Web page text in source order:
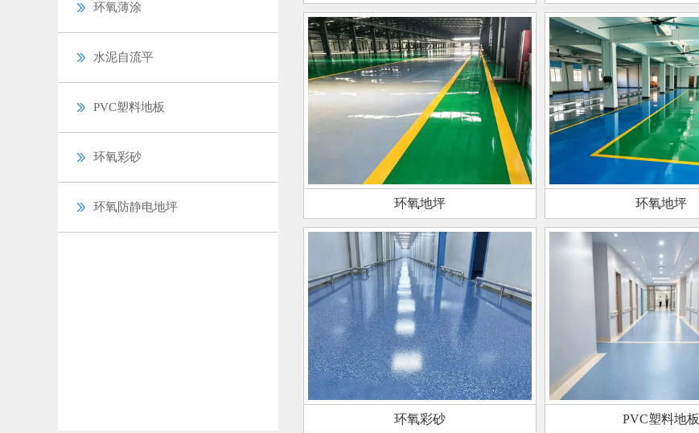
环氧薄涂
水泥自流平
PVC塑料地板
环氧彩砂
环氧防静电地坪 环氧地坪 环氧地坪
环氧彩砂 PVC塑料地板